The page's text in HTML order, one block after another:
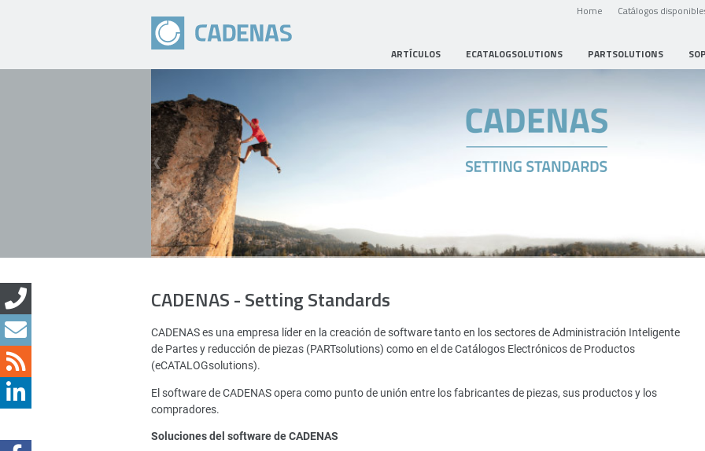
Home Catálogos
ARTÍCULOS ECATALOGSOLUTIONS PARTSOLUTIONS
CADENAS - Setting Standards
CADENAS es una empresa líder en la creación de software tanto en los sectores de Administración Inteligente
de Partes y reducción de piezas (PARTsolutions) como en el de Catálogos Electrónicos de Productos
(eCATALOGsolutions).
El software de CADENAS opera como punto de unión entre los fabricantes de piezas, sus productos y los
compradores.
Soluciones del software de CADENAS